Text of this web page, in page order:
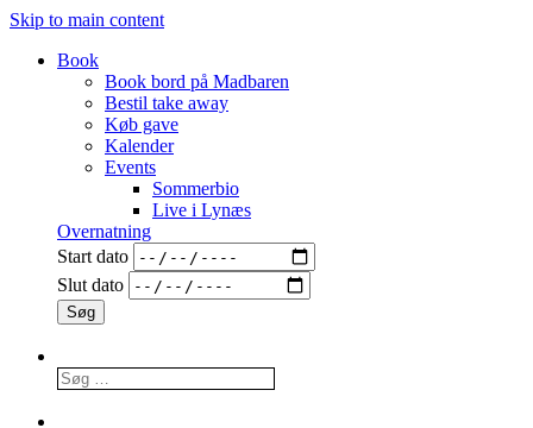
Skip to main content
Book
Book bord på Madbaren
Bestil take away
Køb gave
Kalender
Events
Sommerbio
Live i Lynæs
Overnatning
Start dato
Slut dato